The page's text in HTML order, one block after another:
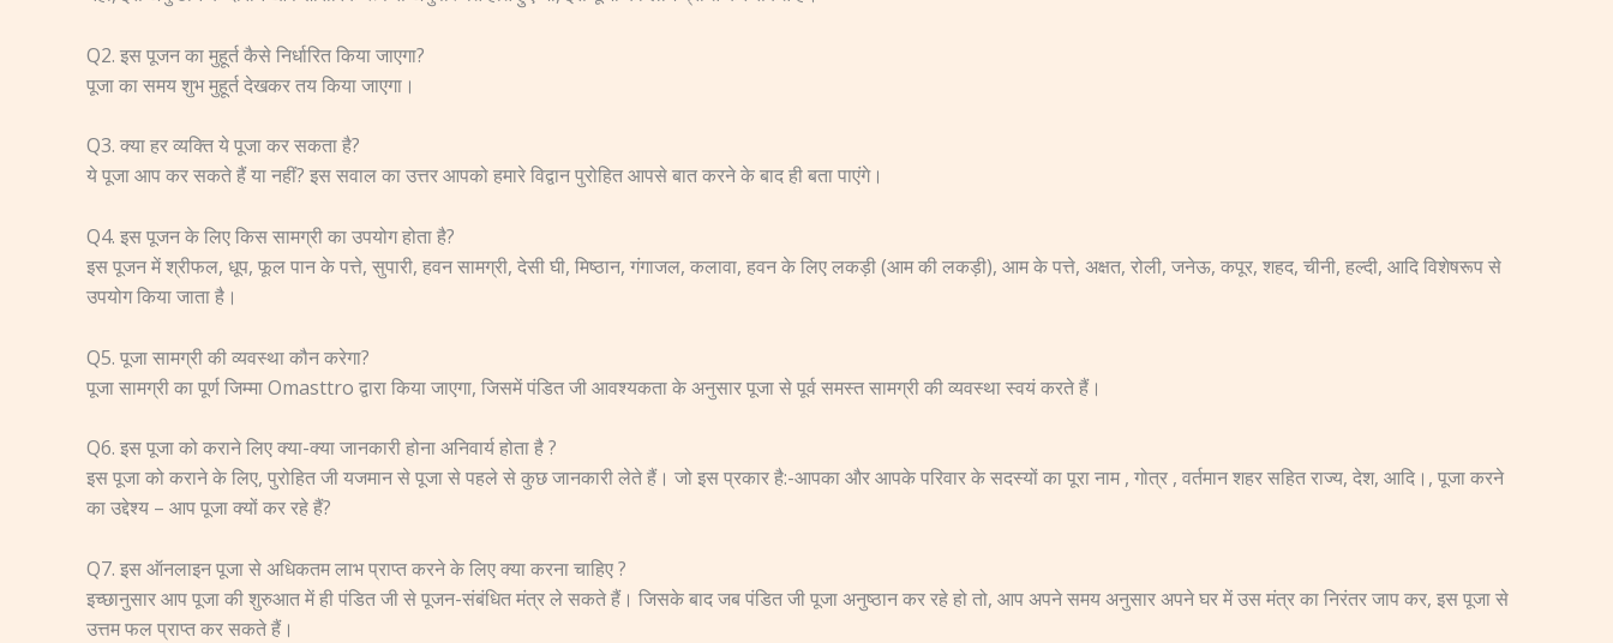
Q2. इस पूजन का मुहूर्त कैसे निर्धारित किया जाएगा?
पूजा का समय शुभ मुहूर्त देखकर तय किया जाएगा।
Q3. क्या हर व्यक्ति ये पूजा कर सकता है?
ये पूजा आप कर सकते हैं या नहीं? इस सवाल का उत्तर आपको हमारे विद्वान पुरोहित आपसे बात करने के बाद ही बता पाएंगे।
Q4. इस पूजन के लिए किस सामग्री का उपयोग होता है?
इस पूजन में श्रीफल, धूप, फूल पान के पत्ते, सुपारी, हवन सामग्री, देसी घी, मिष्ठान, गंगाजल, कलावा, हवन के लिए लकड़ी (आम की लकड़ी), आम के पत्ते, अक्षत, रोली, जनेऊ, कपूर, शहद, चीनी, हल्दी, आदि विशेषरूप से
उपयोग किया जाता है।
Q5. पूजा सामग्री की व्यवस्था कौन करेगा?
पूजा सामग्री का पूर्ण जिम्मा Omasttro द्वारा किया जाएगा, जिसमें पंडित जी आवश्यकता के अनुसार पूजा से पूर्व समस्त सामग्री की व्यवस्था स्वयं करते हैं।
Q6. इस पूजा को कराने लिए क्या-क्या जानकारी होना अनिवार्य होता है ?
इस पूजा को कराने के लिए, पुरोहित जी यजमान से पूजा से पहले से कुछ जानकारी लेते हैं। जो इस प्रकार है:-आपका और आपके परिवार के सदस्यों का पूरा नाम , गोत्र , वर्तमान शहर सहित राज्य, देश, आदि।, पूजा करने
का उद्देश्य – आप पूजा क्यों कर रहे हैं?
Q7. इस ऑनलाइन पूजा से अधिकतम लाभ प्राप्त करने के लिए क्या करना चाहिए ?
इच्छानुसार आप पूजा की शुरुआत में ही पंडित जी से पूजन-संबंधित मंत्र ले सकते हैं। जिसके बाद जब पंडित जी पूजा अनुष्ठान कर रहे हो तो, आप अपने समय अनुसार अपने घर में उस मंत्र का निरंतर जाप कर, इस पूजा से
उत्तम फल प्राप्त कर सकते हैं।